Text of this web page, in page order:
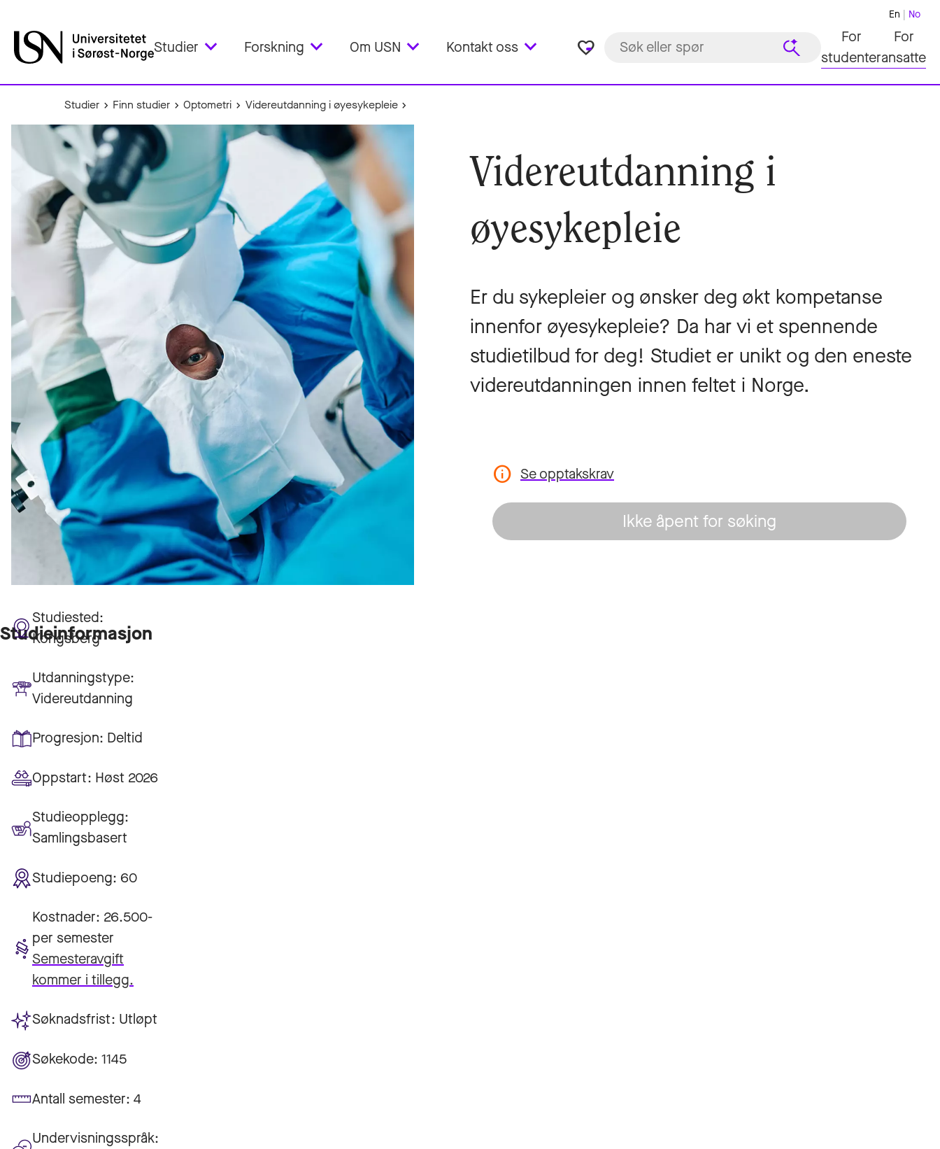
Studier Forskning Om USN Kontakt oss favorite_border
En No
For
studenter
For
ansatte
Studier Finn studier Optometri Videreutdanning i øyesykepleie
Videreutdanning i
øyesykepleie
Er du sykepleier og ønsker deg økt kompetanse
innenfor øyesykepleie? Da har vi et spennende
studietilbud for deg! Studiet er unikt og den eneste
videreutdanningen innen feltet i Norge.
Se opptakskrav
Ikke åpent for søking
Studieinformasjon
Studiested:
Kongsberg
Utdanningstype:
Videreutdanning
Progresjon: Deltid
Oppstart: Høst 2026
Studieopplegg:
Samlingsbasert
Studiepoeng: 60
Kostnader: 26.500-
per semester
Semesteravgift
kommer i tillegg.
Søknadsfrist: Utløpt
Søkekode: 1145
Antall semester: 4
Undervisningsspråk: